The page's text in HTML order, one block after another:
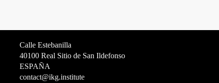
Calle Estebanilla
40100 Real Sitio de San Ildefonso
ESPAÑA
contact@ikg.institute